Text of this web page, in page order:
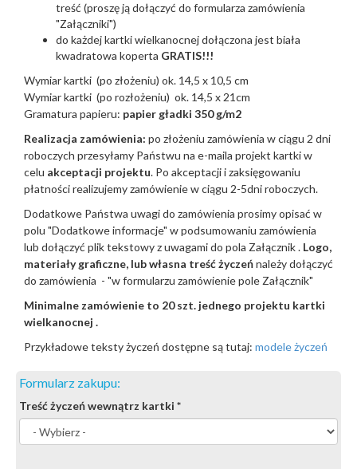
treść (proszę ją dołączyć do formularza zamówienia
"Załączniki")
do każdej kartki wielkanocnej dołączona jest biała
kwadratowa koperta GRATIS!!!
Wymiar kartki (po złożeniu) ok. 14,5 x 10,5 cm
Wymiar kartki (po rozłożeniu) ok. 14,5 x 21cm
Gramatura papieru: papier gładki 350 g/m2
Realizacja zamówienia: po złożeniu zamówienia w ciągu 2 dni
roboczych przesyłamy Państwu na e-maila projekt kartki w
celu akceptacji projektu. Po akceptacji i zaksięgowaniu
płatności realizujemy zamówienie w ciągu 2-5dni roboczych.
Dodatkowe Państwa uwagi do zamówienia prosimy opisać w
polu "Dodatkowe informacje" w podsumowaniu zamówienia
lub dołączyć plik tekstowy z uwagami do pola Załącznik . Logo,
materiały graficzne, lub własna treśćżyczeńnależy dołączyć
do zamówienia - "w formularzu zamówienie pole Załącznik"
Minimalne zamówienie to 20 szt. jednego projektu kartki
wielkanocnej .
Przykładowe teksty życzeń dostępne są tutaj: modele życzeń
Formularz zakupu:
Treść życzeń wewnątrz kartki*